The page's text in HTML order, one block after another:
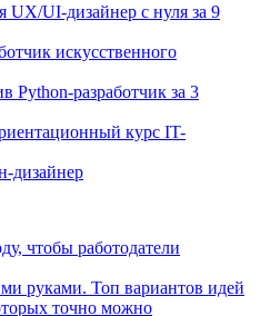
UX/UI-дизайнер с нуля за 9
искусственного
Python-разработчик за 3
курс IT-
дизайнер
чтобы работодатели
руками. Топ вариантов идей
точно можно